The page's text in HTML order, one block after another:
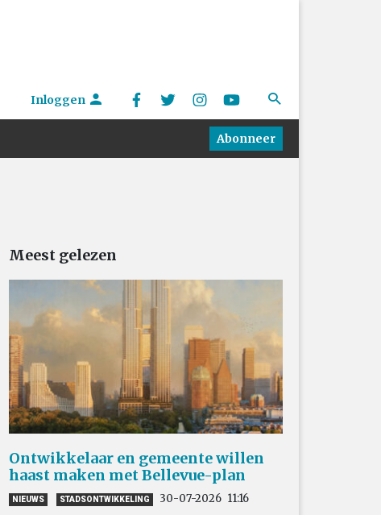
Inloggen
Abonneer
Meest gelezen
Ontwikkelaar en gemeente willen
haast maken met Bellevue-plan
NIEUWS STADSONTWIKKELING 30-07-2026 11:16